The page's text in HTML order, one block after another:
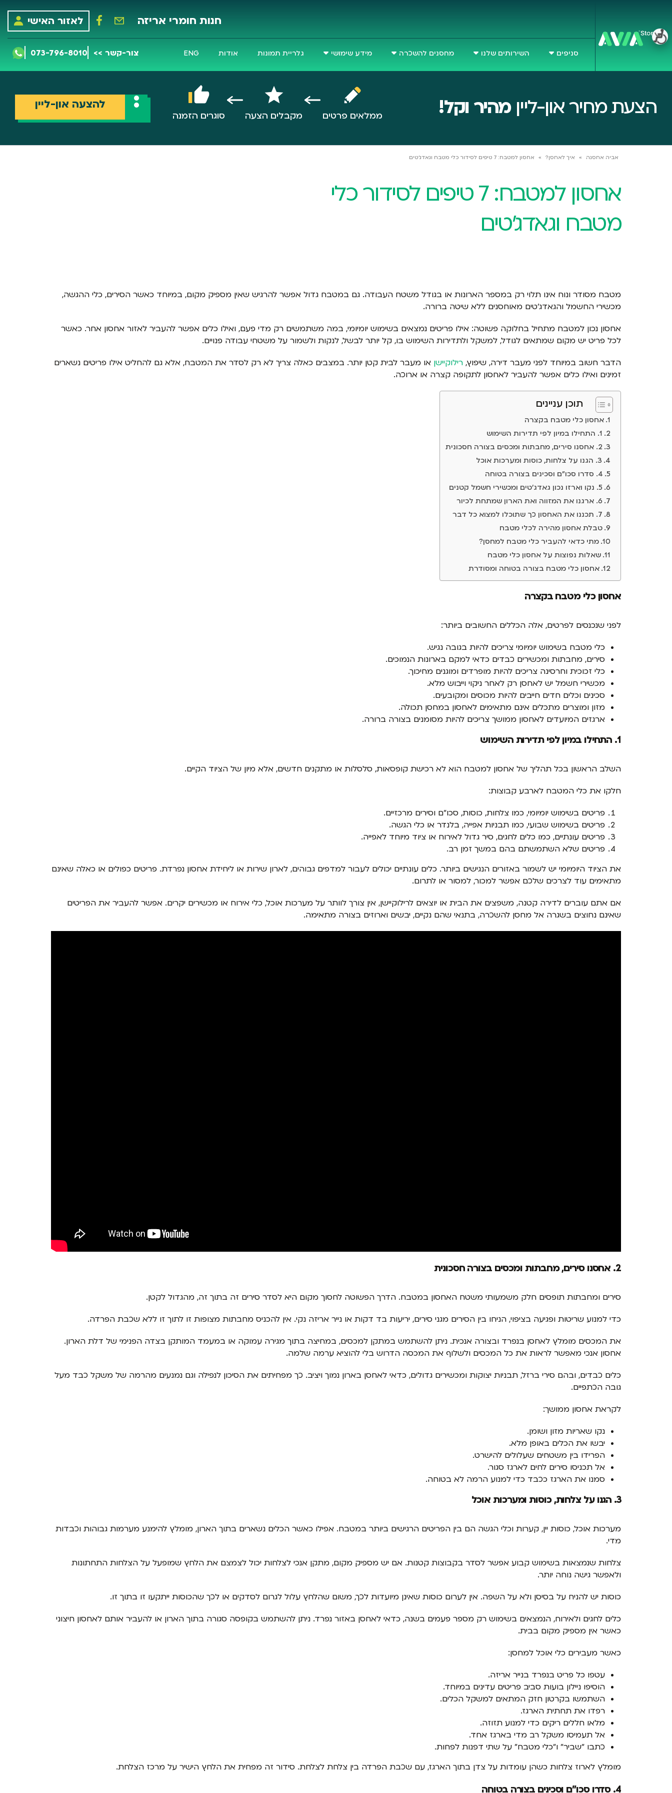
חנות חומרי אריזה לאזור האישי
סניפים השירותים שלנו מחסנים להשכרה מידע שימושי גלריית תמונות אודות ENG צור-קשר >> 073-796-8010
הצעת מחיר און-לייןמהיר וקל! ממלאים פרטים מקבלים הצעה סוגרים הזמנה
להצעה און-ליין
אביה אחסנה » איך לאחסן? » אחסון למטבח: 7 טיפים לסידור כלי מטבח וגאדג'טים
אחסון למטבח: 7 טיפים לסידור כלי
מטבח וגאדג'טים
מטבח מסודר ונוח אינו תלוי רק במספר הארונות או בגודל משטח העבודה. גם במטבח גדול אפשר להרגיש שאין מספיק מקום, במיוחד כאשר הסירים, כלי ההגשה,
מכשירי החשמל והגאדג'טים מאוחסנים ללא שיטה ברורה.
אחסון נכון למטבח מתחיל בחלוקה פשוטה: אילו פריטים נמצאים בשימוש יומיומי, במה משתמשים רק מדי פעם, ואילו כלים אפשר להעביר לאזור אחסון אחר. כאשר
לכל פריט יש מקום שמתאים לגודל, למשקל ולתדירות השימוש בו, קל יותר לבשל, לנקות ולשמור על משטחי עבודה פנויים.
הדבר חשוב במיוחד לפני מעבר דירה, שיפוץ, רילוקיישן או מעבר לבית קטן יותר. במצבים כאלה צריך לא רק לסדר את המטבח, אלא גם להחליט אילו פריטים נשארים
זמינים ואילו כלים אפשר להעביר לאחסון לתקופה קצרה או ארוכה.
תוכן עניינים
אחסון כלי מטבח בקצרה
1. התחילו במיון לפי תדירות השימוש
2. אחסנו סירים, מחבתות ומכסים בצורה חסכונית
3. הגנו על צלחות, כוסות ומערכות אוכל
4. סדרו סכו"ם וסכינים בצורה בטוחה
5. נקו וארזו נכון גאדג'טים ומכשירי חשמל קטנים
6. ארגנו את המזווה ואת הארון שמתחת לכיור
7. תכננו את האחסון כך שתוכלו למצוא כל דבר
טבלת אחסון מהירה לכלי מטבח
מתי כדאי להעביר כלי מטבח למחסן?
שאלות נפוצות על אחסון כלי מטבח
אחסון כלי מטבח בצורה בטוחה ומסודרת
אחסון כלי מטבח בקצרה
לפני שנכנסים לפרטים, אלה הכללים החשובים ביותר:
כלי מטבח בשימוש יומיומי צריכים להיות בגובה נגיש.
סירים, מחבתות ומכשירים כבדים כדאי למקם בארונות הנמוכים.
כלי זכוכית וחרסינה צריכים להיות מופרדים ומוגנים מחיכוך.
מכשירי חשמל יש לאחסן רק לאחר ניקוי וייבוש מלא.
סכינים וכלים חדים חייבים להיות מכוסים ומקובעים.
מזון ומוצרים מתכלים אינם מתאימים לאחסון במחסן תכולה.
ארגזים המיועדים לאחסון ממושך צריכים להיות מסומנים בצורה ברורה.
1. התחילו במיון לפי תדירות השימוש
השלב הראשון בכל תהליך של אחסון למטבח הוא לא רכישת קופסאות, סלסלות או מתקנים חדשים, אלא מיון של הציוד הקיים.
חלקו את כלי המטבח לארבע קבוצות:
פריטים בשימוש יומיומי, כמו צלחות, כוסות, סכו"ם וסירים מרכזיים.
פריטים בשימוש שבועי, כמו תבניות אפייה, בלנדר או כלי הגשה.
פריטים עונתיים, כמו כלים לחגים, סיר גדול לאירוח או ציוד מיוחד לאפייה.
פריטים שלא השתמשתם בהם במשך זמן רב.
את הציוד היומיומי יש לשמור באזורים הנגישים ביותר. כלים עונתיים יכולים לעבור למדפים גבוהים, לארון שירות או ליחידת אחסון נפרדת. פריטים כפולים או כאלה שאינם
מתאימים עוד לצרכים שלכם אפשר למכור, למסור או לתרום.
אם אתם עוברים לדירה קטנה, משפצים את הבית או יוצאים לרילוקיישן, אין צורך לוותר על מערכות אוכל, כלי אירוח או מכשירים יקרים. אפשר להעביר את הפריטים
שאינם נחוצים בשגרה אל מחסן להשכרה, בתנאי שהם נקיים, יבשים וארוזים בצורה מתאימה.
2. אחסנו סירים, מחבתות ומכסים בצורה חסכונית
סירים ומחבתות תופסים חלק משמעותי משטח האחסון במטבח. הדרך הפשוטה לחסוך מקום היא לסדר סירים זה בתוך זה, מהגדול לקטן.
כדי למנוע שריטות ופגיעה בציפוי, הניחו בין הסירים מגני סירים, יריעות בד דקות או נייר אריזה נקי. אין להכניס מחבתות מצופות זו לתוך זו ללא שכבת הפרדה.
את המכסים מומלץ לאחסן בנפרד ובצורה אנכית. ניתן להשתמש במתקן למכסים, במחיצה בתוך מגירה עמוקה או במעמד המותקן בצדה הפנימי של דלת הארון.
אחסון אנכי מאפשר לראות את כל המכסים ולשלוף את המכסה הדרוש בלי להוציא ערמה שלמה.
כלים כבדים, ובהם סירי ברזל, תבניות יצוקות ומכשירים גדולים, כדאי לאחסן בארון נמוך ויציב. כך מפחיתים את הסיכון לנפילה וגם נמנעים מהרמה של משקל כבד מעל
גובה הכתפיים.
לקראת אחסון ממושך:
נקו שאריות מזון ושומן.
יבשו את הכלים באופן מלא.
הפרידו בין משטחים שעלולים להישרט.
אל תכניסו סירים לחים לארגז סגור.
סמנו את הארגז ככבד כדי למנוע הרמה לא בטוחה.
3. הגנו על צלחות, כוסות ומערכות אוכל
מערכות אוכל, כוסות יין, קערות וכלי הגשה הם בין הפריטים הרגישים ביותר במטבח. אפילו כאשר הכלים נשארים בתוך הארון, מומלץ להימנע מערמות גבוהות וכבדות
מדי.
צלחות שנמצאות בשימוש קבוע אפשר לסדר בקבוצות קטנות. אם יש מספיק מקום, מתקן אנכי לצלחות יכול לצמצם את הלחץ שמופעל על הצלחות התחתונות
ולאפשר גישה נוחה יותר.
כוסות יש להניח על בסיסן ולא על השפה. אין לערום כוסות שאינן מיועדות לכך, משום שהלחץ עלול לגרום לסדקים או לכך שהכוסות ייתקעו זו בתוך זו.
כלים לחגים ולאירוח, הנמצאים בשימוש רק מספר פעמים בשנה, כדאי לאחסן באזור נפרד. ניתן להשתמש בקופסה סגורה בתוך הארון או להעביר אותם לאחסון חיצוני
כאשר אין מספיק מקום בבית.
כאשר מעבירים כלי אוכל למחסן:
עטפו כל פריט בנפרד בנייר אריזה.
הוסיפו ניילון בועות סביב פריטים עדינים במיוחד.
השתמשו בקרטון חזק המתאים למשקל הכלים.
רפדו את תחתית הארגז.
מלאו חללים ריקים כדי למנוע תזוזה.
אל תעמיסו משקל רב מדי בארגז אחד.
כתבו "שביר" ו"כלי מטבח" על שתי דפנות לפחות.
מומלץ לארוז צלחות כשהן עומדות על צדן בתוך הארגז, עם שכבת הפרדה בין צלחת לצלחת. סידור זה מפחית את הלחץ הישיר על מרכז הצלחת.
4. סדרו סכו"ם וסכינים בצורה בטוחה